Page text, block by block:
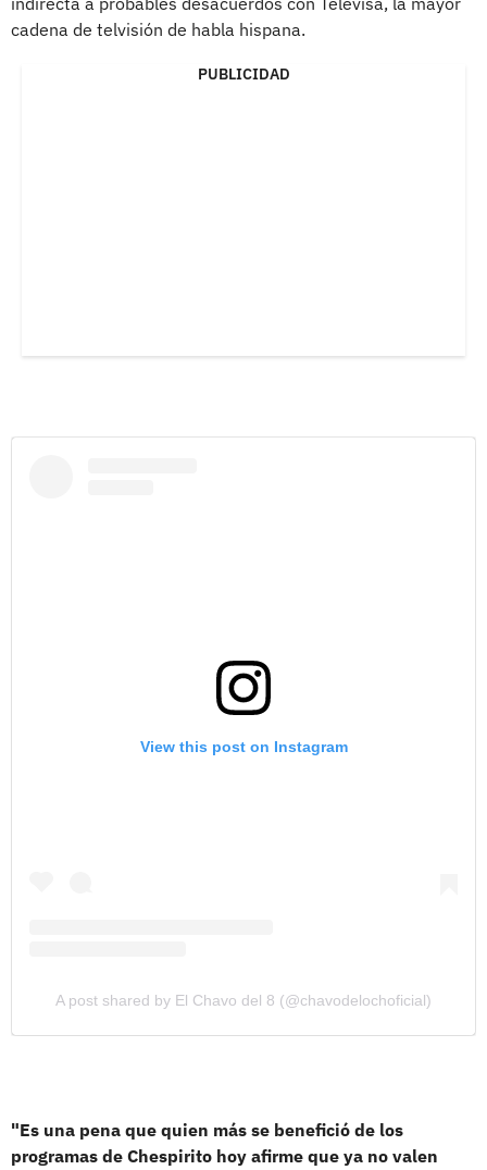
cadena de telvisión de habla hispana.
PUBLICIDAD
View this post on Instagram
A post shared by El Chavo del 8 (@chavodelochoficial)
"Es una pena que quien más se benefició de los
programas de Chespirito hoy afirme que ya no valen